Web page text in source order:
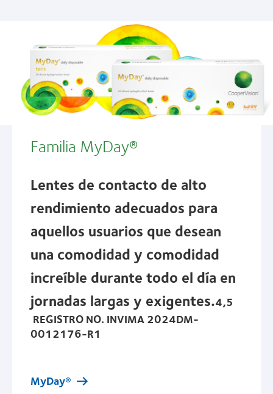
Familia MyDay®
Lentes de contacto de alto
rendimiento adecuados para
aquellos usuarios que desean
una comodidad y comodidad
increíble durante todo el día en
jornadas largas y exigentes.4,5
REGISTRO NO. INVIMA 2024DM-
0012176-R1
MyDay®